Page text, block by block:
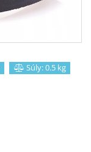
Súly: 0.5 kg